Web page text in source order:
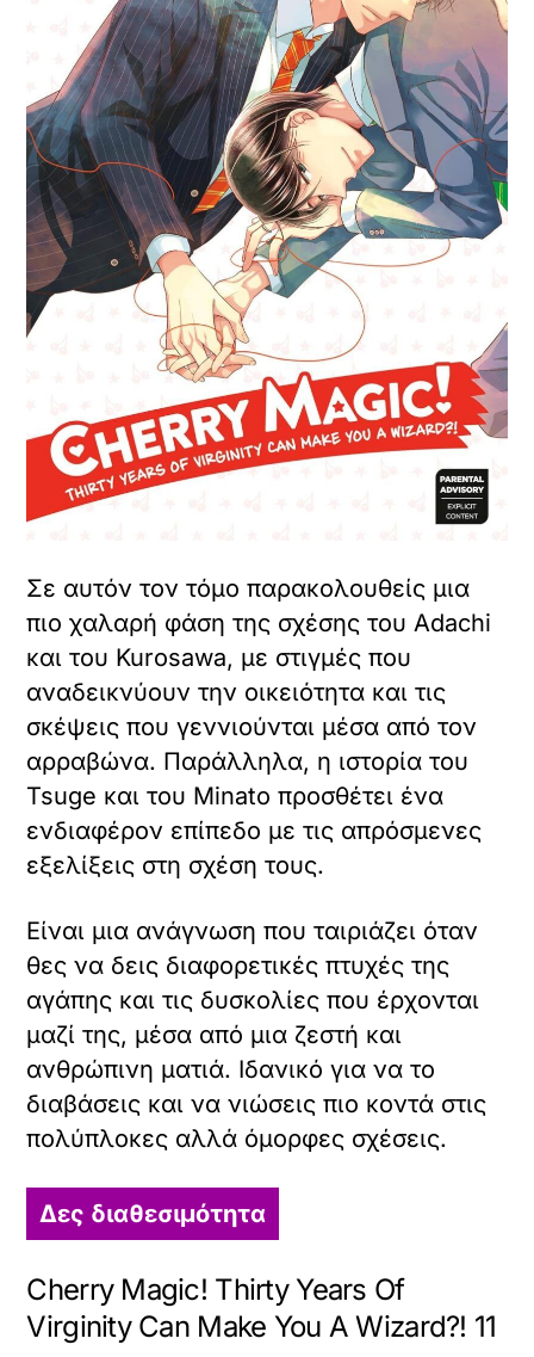
Σε αυτόν τον τόμο παρακολουθείς μια
πιο χαλαρή φάση της σχέσης του Adachi
και του Kurosawa, με στιγμές που
αναδεικνύουν την οικειότητα και τις
σκέψεις που γεννιούνται μέσα από τον
αρραβώνα. Παράλληλα, η ιστορία του
Tsuge και του Minato προσθέτει ένα
ενδιαφέρον επίπεδο με τις απρόσμενες
εξελίξεις στη σχέση τους.
Είναι μια ανάγνωση που ταιριάζει όταν
θες να δεις διαφορετικές πτυχές της
αγάπης και τις δυσκολίες που έρχονται
μαζί της, μέσα από μια ζεστή και
ανθρώπινη ματιά. Ιδανικό για να το
διαβάσεις και να νιώσεις πιο κοντά στις
πολύπλοκες αλλά όμορφες σχέσεις.
Δες διαθεσιμότητα
Cherry Magic! Thirty Years Of
Virginity Can Make You A Wizard?! 11